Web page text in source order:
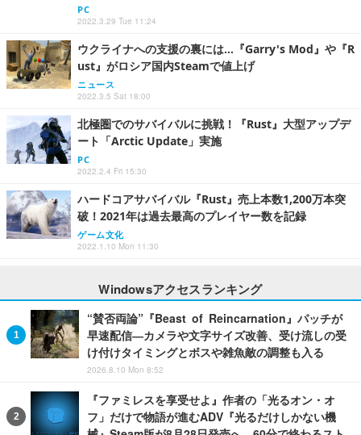
PC
2022.3.29 Tue 11:24
ウクライナへの支援の裏には…『Garry's Mod』や『R
ust』がロシア国内Steamで値上げ
ニュース
2022.3.5 Sat 18:00
北極圏でのサバイバルに挑戦！『Rust』大型アップデ
ート「Arctic Update」実施
PC
2022.2.4 Fri 15:30
ハードコアサバイバル『Rust』売上本数1,200万本突
破！2021年は過去最高のプレイヤー数を記録
ゲーム文化
2022.1.10 Mon 11:30
Windowsアクセスランキング
“賛否両論”『Beast of Reincarnation』パッチが
早速配信―カメラや文字サイズ改善、受け流しの受
け付けタイミングとボスや雑魚敵の調整も入る
2026.8.10 Mon 8:52
『ファミレスを享受せよ』作者の「光るオン・オ
フ」だけで物語が進むADV『光るだけしかない機